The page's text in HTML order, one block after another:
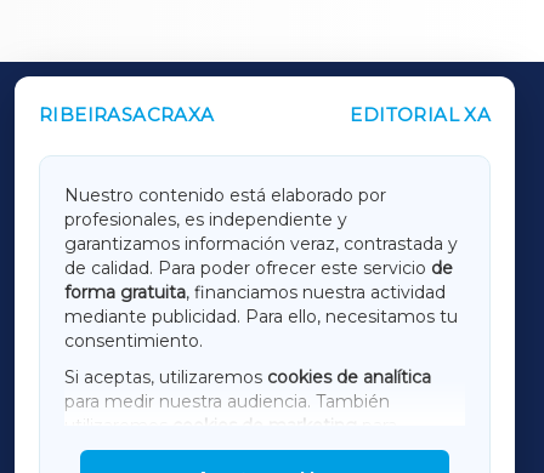
RIBEIRASACRAXA EDITORIAL XA
Nuestro contenido está elaborado por
profesionales, es independiente y
garantizamos información veraz, contrastada y
de calidad. Para poder ofrecer este servicio de
forma gratuita, financiamos nuestra actividad
mediante publicidad. Para ello, necesitamos tu
consentimiento.
Si aceptas, utilizaremos cookies de analítica
para medir nuestra audiencia. También
utilizaremos
cookies de marketing
mostrar publicidad de terceros.
OUTROS PERIÓDICOS
LUGOXA
TERRACHAXA
AMARIÑAXA